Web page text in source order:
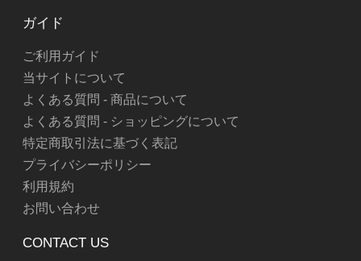
CONTACT US
ガイド
ご利用ガイド
当サイトについて
よくある質問 - 商品について
よくある質問 - ショッピングについて
特定商取引法に基づく表記
プライバシーポリシー
利用規約
お問い合わせ